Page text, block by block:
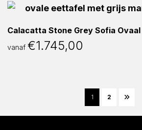
Calacatta Stone Grey Sofia Ovaal
vanaf €1.745,00
1 2